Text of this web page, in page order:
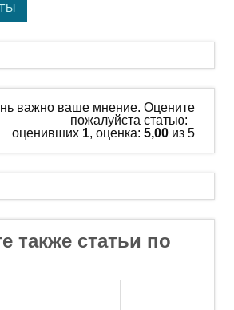
важно ваше мнение. Оцените
пожалуйста статью:
оценивших 1, оценка: 5,00 из 5
также статьи по